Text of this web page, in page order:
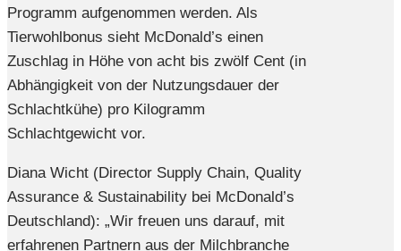
Programm aufgenommen werden. Als
Tierwohlbonus sieht McDonald’s einen
Zuschlag in Höhe von acht bis zwölf Cent (in
Abhängigkeit von der Nutzungsdauer der
Schlachtkühe) pro Kilogramm
Schlachtgewicht vor.
Diana Wicht (Director Supply Chain, Quality
Assurance & Sustainability bei McDonald’s
Deutschland): „Wir freuen uns darauf, mit
erfahrenen Partnern aus der Milchbranche